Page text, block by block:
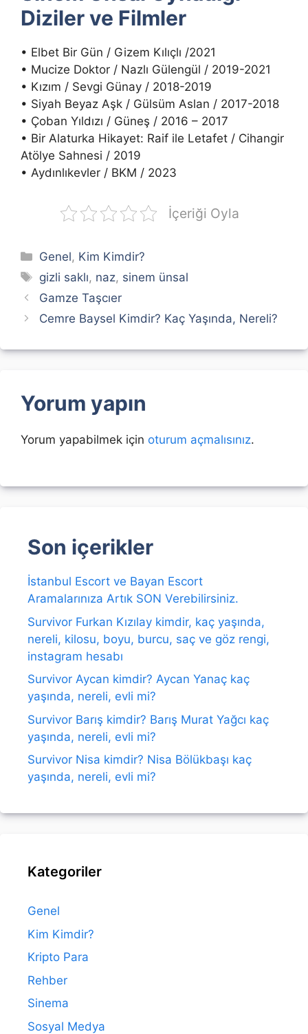
Diziler ve Filmler
• Elbet Bir Gün / Gizem Kılıçlı /2021
• Mucize Doktor / Nazlı Gülengül / 2019-2021
• Kızım / Sevgi Günay / 2018-2019
• Siyah Beyaz Aşk / Gülsüm Aslan / 2017-2018
• Çoban Yıldızı / Güneş / 2016 – 2017
• Bir Alaturka Hikayet: Raif ile Letafet / Cihangir
Atölye Sahnesi / 2019
• Aydınlıkevler / BKM / 2023
İçeriği Oyla
Kategoriler
Genel, Kim Kimdir?
Etiketler
gizli saklı, naz, sinem ünsal
Gamze Taşcıer
Cemre Baysel Kimdir? Kaç Yaşında, Nereli?
Yorum yapın
Yorum yapabilmek için oturum açmalısınız.
Son içerikler
İstanbul Escort ve Bayan Escort
Aramalarınıza Artık SON Verebilirsiniz.
Survivor Furkan Kızılay kimdir, kaç yaşında,
nereli, kilosu, boyu, burcu, saç ve göz rengi,
instagram hesabı
Survivor Aycan kimdir? Aycan Yanaç kaç
yaşında, nereli, evli mi?
Survivor Barış kimdir? Barış Murat Yağcı kaç
yaşında, nereli, evli mi?
Survivor Nisa kimdir? Nisa Bölükbaşı kaç
yaşında, nereli, evli mi?
Kategoriler
Genel
Kim Kimdir?
Kripto Para
Rehber
Sinema
Sosyal Medya